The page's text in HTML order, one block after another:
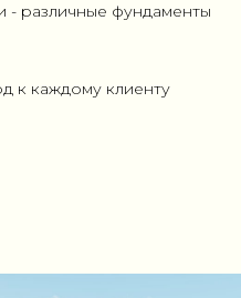
- различные фундаменты
к каждому клиенту